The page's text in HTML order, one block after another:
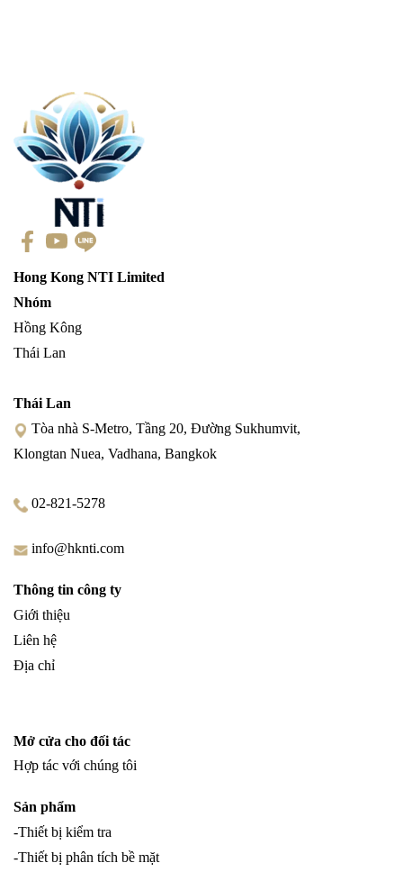
Hong Kong NTI Limited
Nhóm
Hồng Kông
Thái Lan
Thái Lan
Tòa nhà S-Metro, Tầng 20, Đường Sukhumvit,
Klongtan Nuea, Vadhana, Bangkok
02-821-5278
info@hknti.com
Thông tin công ty
Giới thiệu
Liên hệ
Địa chỉ
Mở cửa cho đối tác
Hợp tác với chúng tôi
Sản phẩm
-Thiết bị kiểm tra
-Thiết bị phân tích bề mặt